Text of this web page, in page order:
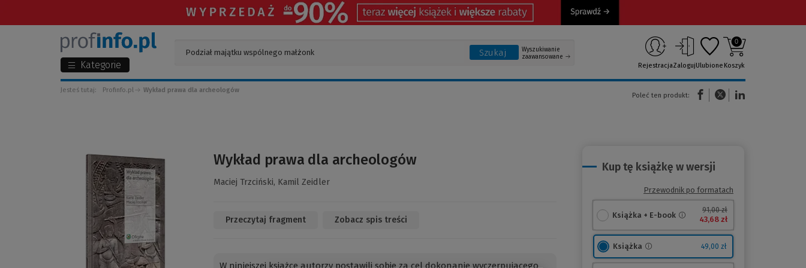
Kategorie
Szukaj
Wyszukiwanie
zaawansowane
RejestracjaZalogujUlubione
0
Koszyk
Jesteś tutaj: Profinfo.pl Wykład prawa dla archeologów
Poleć ten produkt:
(Nowe okno)(Link do innej strony)
Wykład prawa dla archeologów
Maciej Trzciński, Kamil Zeidler
Przeczytaj fragment Zobacz spis treści
W niniejszej książce autorzy postawili sobie za cel dokonanie wyczerpującego
Kup tę książkę w wersji
Przewodnik po formatach
Książka + E-book
91,00 zł
43,68 zł
Książka 49,00 zł